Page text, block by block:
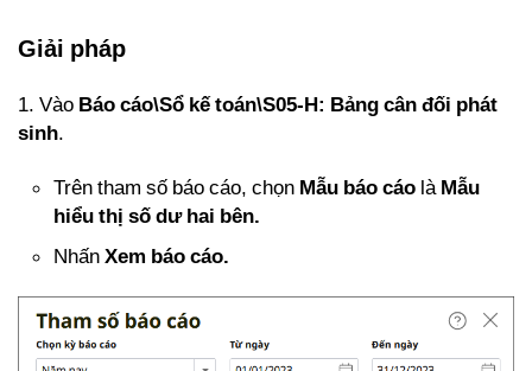
Giải pháp
1. Vào Báo cáo\Sổ kế toán\S05-H: Bảng cân đối phát
sinh.
Trên tham số báo cáo, chọn Mẫu báo cáo là Mẫu
hiểu thị số dư hai bên.
Nhấn Xem báo cáo.